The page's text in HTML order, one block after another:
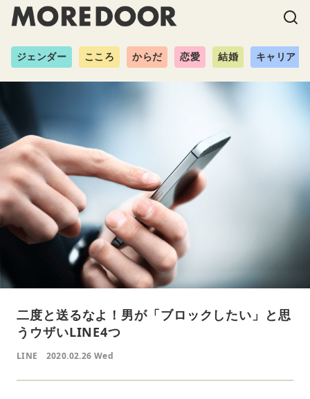
ジェンダー こころ からだ 恋愛 結婚 キャリア
二度と送るなよ！男が「ブロックしたい」と思
うウザいLINE4つ
LINE 2020.02.26 Wed